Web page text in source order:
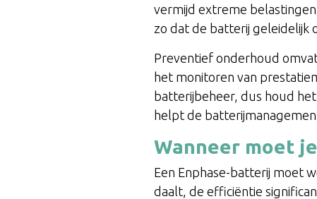
vermijd extreme
zo dat de batterij geleidelijk
Preventief onderhoud
het monitoren van
batterijbeheer, dus houd
helpt de
Wanneer moet
Een Enphase-batterij moet
daalt, de efficiëntie